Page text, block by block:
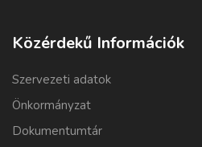
Közérdekű Információk
Szervezeti adatok
Önkormányzat
Dokumentumtár